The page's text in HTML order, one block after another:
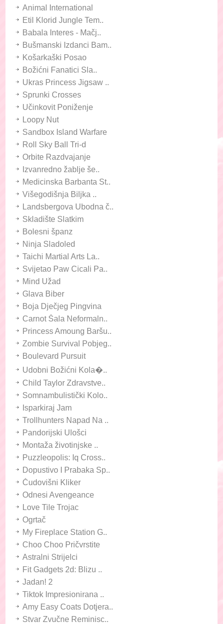
Animal International
Etil Klorid Jungle Tem..
Babala Interes - Mačj..
Bušmanski Izdanci Bam..
Košarkaški Posao
Božićni Fanatici Sla..
Ukras Princess Jigsaw ..
Sprunki Crosses
Učinkovit Poniženje
Loopy Nut
Sandbox Island Warfare
Roll Sky Ball Tri-d
Orbite Razdvajanje
Izvanredno žablje še..
Medicinska Barbanta St..
Višegodišnja Biljka ..
Landsbergova Ubodna č..
Skladište Slatkim
Bolesni španz
Ninja Sladoled
Taichi Martial Arts La..
Svijetao Paw Cicali Pa..
Mind Užad
Glava Biber
Boja Dječjeg Pingvina
Carnot Šala Neformaln..
Princess Amoung Baršu..
Zombie Survival Pobjeg..
Boulevard Pursuit
Udobni Božićni Kola�..
Child Taylor Zdravstve..
Somnambulistički Kolo..
Isparkiraj Jam
Trollhunters Napad Na ..
Pandorijski Ulošci
Montaža životinjske ..
Puzzleopolis: Iq Cross..
Dopustivo I Prabaka Sp..
Čudovišni Kliker
Odnesi Avengeance
Love Tile Trojac
Ogrtač
My Fireplace Station G..
Choo Choo Pričvrstite
Astralni Strijelci
Fit Gadgets 2d: Blizu ..
Jadan! 2
Tiktok Impresionirana ..
Amy Easy Coats Dotjera..
Stvar Zvučne Reminisc..